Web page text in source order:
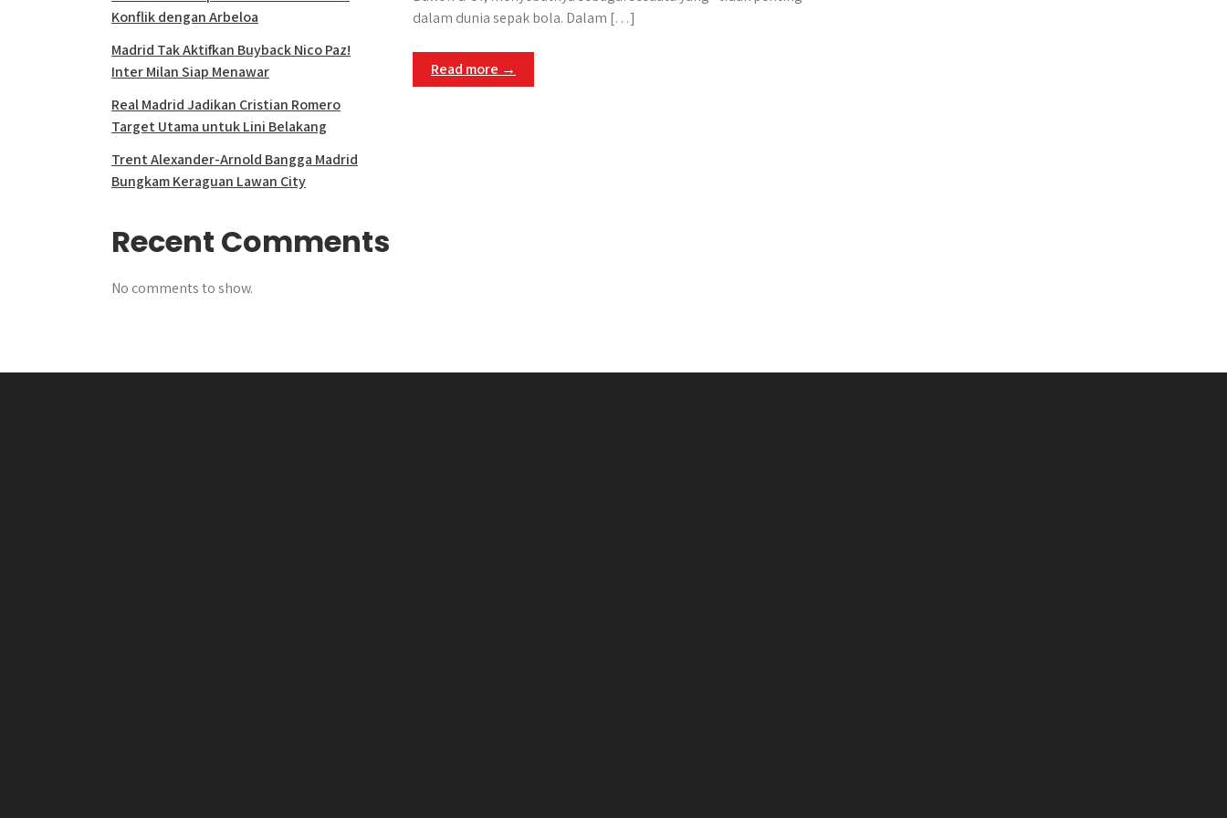
dalam dunia sepak bola.​ Dalam […]
Read more →
Konflik dengan Arbeloa
Madrid Tak Aktifkan Buyback Nico Paz!
Inter Milan Siap Menawar
Real Madrid Jadikan Cristian Romero
Target Utama untuk Lini Belakang
Trent Alexander-Arnold Bangga Madrid
Bungkam Keraguan Lawan City
Recent Comments
No comments to show.